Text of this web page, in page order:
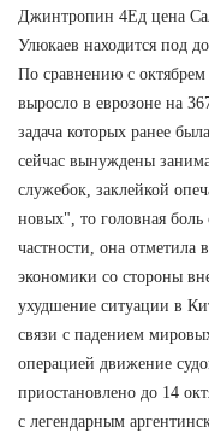
Джинтропин 4Ед цена
Улюкаев находится под
По сравнению с
выросло в еврозоне на
задача которых ранее
сейчас вынуждены
служебок, заклейкой
новых", то головная
частности, она отметила
экономики со стороны
ухудшение ситуации в
связи с падением
операцией движение
приостановлено до 14
с легендарным